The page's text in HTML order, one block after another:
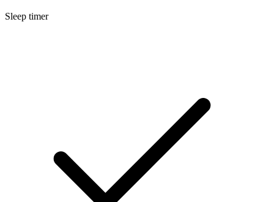
Sleep timer